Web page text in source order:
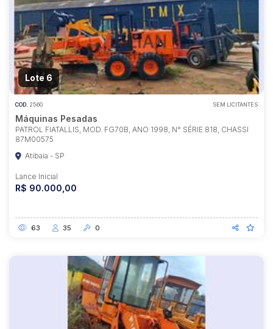
Lote 6
COD. 2560 SEM LICITANTES
Máquinas Pesadas
PATROL FIATALLIS, MOD. FG70B, ANO 1998, N° SÉRIE 818, CHASSI
87M00575
Atibaia - SP
Lance Inicial
R$ 90.000,00
63 35 0